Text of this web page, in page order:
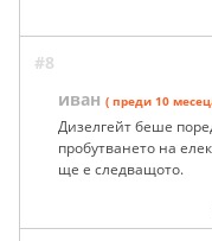
#8
иван ( преди 10
Дизелгейт беше
пробутването на
ще е следващото.